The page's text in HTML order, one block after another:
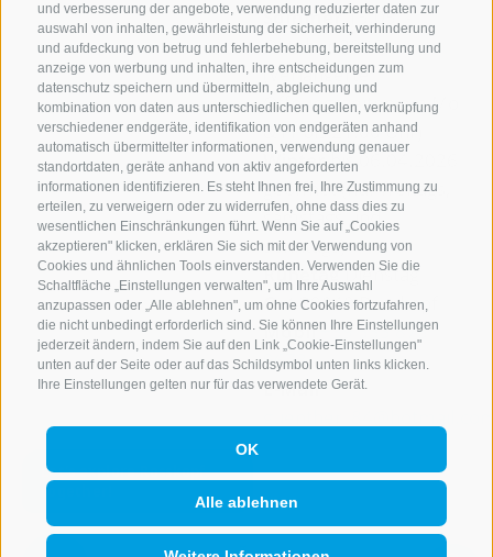
und verbesserung der angebote, verwendung reduzierter daten zur
auswahl von inhalten, gewährleistung der sicherheit, verhinderung
und aufdeckung von betrug und fehlerbehebung, bereitstellung und
anzeige von werbung und inhalten, ihre entscheidungen zum
datenschutz speichern und übermitteln, abgleichung und
kombination von daten aus unterschiedlichen quellen, verknüpfung
verschiedener endgeräte, identifikation von endgeräten anhand
automatisch übermittelter informationen, verwendung genauer
standortdaten, geräte anhand von aktiv angeforderten
informationen identifizieren. Es steht Ihnen frei, Ihre Zustimmung zu
erteilen, zu verweigern oder zu widerrufen, ohne dass dies zu
wesentlichen Einschränkungen führt. Wenn Sie auf „Cookies
akzeptieren" klicken, erklären Sie sich mit der Verwendung von
Cookies und ähnlichen Tools einverstanden. Verwenden Sie die
Schaltfläche „Einstellungen verwalten", um Ihre Auswahl
anzupassen oder „Alle ablehnen", um ohne Cookies fortzufahren,
die nicht unbedingt erforderlich sind. Sie können Ihre Einstellungen
jederzeit ändern, indem Sie auf den Link „Cookie-Einstellungen"
unten auf der Seite oder auf das Schildsymbol unten links klicken.
Ihre Einstellungen gelten nur für das verwendete Gerät.
OK
Alle ablehnen
Sommer 15.05. -
Oktober 2026
(Verlängerte
Öffnungszeiten am Mo
& Fr bis 21:00 Uhr)
Winterbis 06.04.2026
geöffnet (nur freitags,
samstags und
sonntags)
Ruhetag Dienstag
Ort 39040 Rosskopf
Mobil+39 333 873
9673
E-Mail